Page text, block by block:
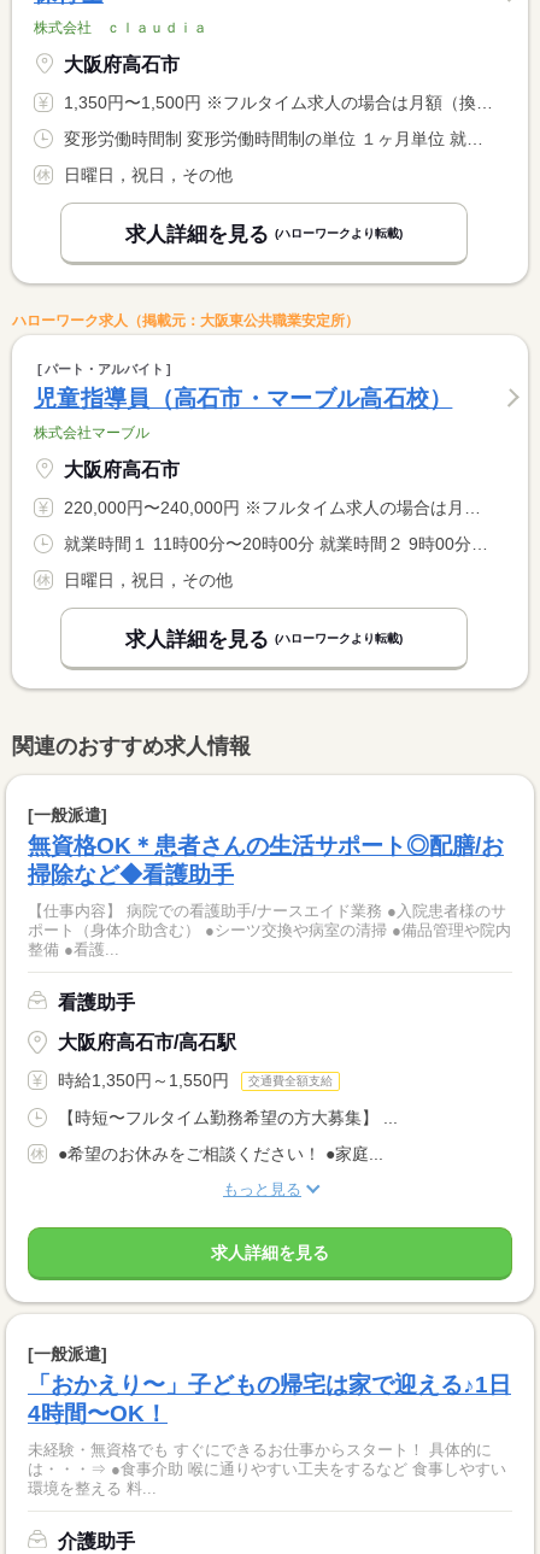
株式会社 ｃｌａｕｄｉａ
大阪府高石市
1,350円〜1,500円 ※フルタイム求人の場合は月額（換算額）、パート求人の場合は時間額を表示しています。
日曜日，祝日，その他
求人詳細を見る (ハローワークより転載)
ハローワーク求人（掲載元：大阪東公共職業安定所）
パート・アルバイト
児童指導員（高石市・マーブル高石校）
株式会社マーブル
大阪府高石市
220,000円〜240,000円 ※フルタイム求人の場合は月額（換算額）、パート求人の場合は時間額を表示しています。
日曜日，祝日，その他
求人詳細を見る (ハローワークより転載)
関連のおすすめ求人情報
[一般派遣]
無資格OK＊患者さんの生活サポート◎配膳/お
掃除など◆看護助手
【仕事内容】 病院での看護助手/ナースエイド業務 ●入院患者様のサ
ポート（身体介助含む） ●シーツ交換や病室の清掃 ●備品管理や院内
整備 ●看護...
看護助手
大阪府高石市/高石駅
時給1,350円～1,550円 交通費全額支給
【時短〜フルタイム勤務希望の方大募集】 ...
●希望のお休みをご相談ください！ ●家庭...
もっと見る
求人詳細を見る
[一般派遣]
「おかえり〜」子どもの帰宅は家で迎える♪1日
4時間〜OK！
未経験・無資格でも すぐにできるお仕事からスタート！ 具体的に
は・・・⇒ ●食事介助 喉に通りやすい工夫をするなど 食事しやすい
環境を整える 料...
介護助手